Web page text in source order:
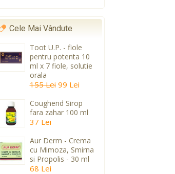
Cele Mai Vândute
Toot U.P. - fiole
pentru potenta 10
ml x 7 fiole, solutie
orala
155 Lei 99 Lei
Coughend Sirop
fara zahar 100 ml
37 Lei
Aur Derm - Crema
cu Mimoza, Smirna
si Propolis - 30 ml
68 Lei